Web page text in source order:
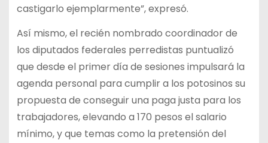
castigarlo ejemplarmente”, expresó.
Así mismo, el recién nombrado coordinador de
los diputados federales perredistas puntualizó
que desde el primer día de sesiones impulsará la
agenda personal para cumplir a los potosinos su
propuesta de conseguir una paga justa para los
trabajadores, elevando a 170 pesos el salario
mínimo, y que temas como la pretensión del